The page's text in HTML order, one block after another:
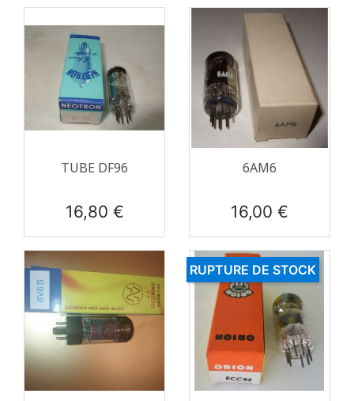
TUBE DF96
Prix
16,80 €
6AM6
Prix
16,00 €
RUPTURE DE STOCK